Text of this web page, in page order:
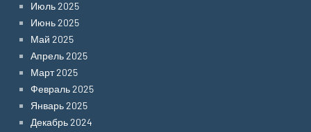
Июль 2025
Июнь 2025
Май 2025
Апрель 2025
Март 2025
Февраль 2025
Январь 2025
Декабрь 2024